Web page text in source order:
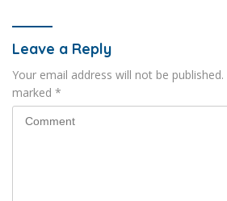
Leave a Reply
Your email address will not be published.
marked *